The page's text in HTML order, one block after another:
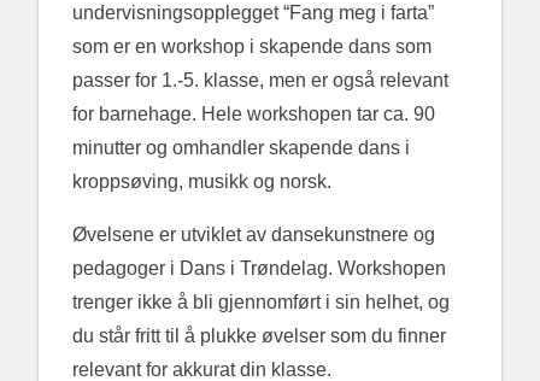
undervisningsopplegget “Fang meg i farta”
som er en workshop i skapende dans som
passer for 1.-5. klasse, men er også relevant
for barnehage. Hele workshopen tar ca. 90
minutter og omhandler skapende dans i
kroppsøving, musikk og norsk.
Øvelsene er utviklet av dansekunstnere og
pedagoger i Dans i Trøndelag. Workshopen
trenger ikke å bli gjennomført i sin helhet, og
du står fritt til å plukke øvelser som du finner
relevant for akkurat din klasse.